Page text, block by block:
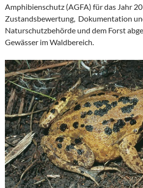
Amphibienschutz (AGFA) für das Jahr
Zustandsbewertung, Dokumentation
Naturschutzbehörde und dem Forst
Gewässer im Waldbereich.